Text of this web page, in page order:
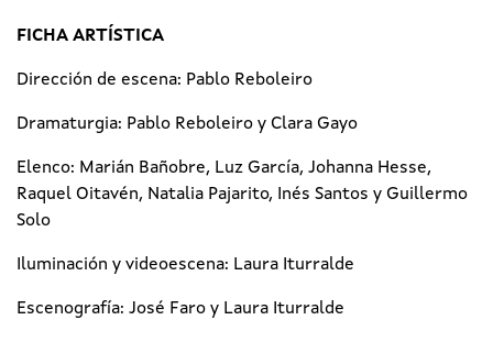
FICHA ARTÍSTICA
Dirección de escena: Pablo Reboleiro
Dramaturgia: Pablo Reboleiro y Clara Gayo
Elenco: Marián Bañobre, Luz García, Johanna Hesse,
Raquel Oitavén, Natalia Pajarito, Inés Santos y Guillermo
Solo
Iluminación y videoescena: Laura Iturralde
Escenografía: José Faro y Laura Iturralde